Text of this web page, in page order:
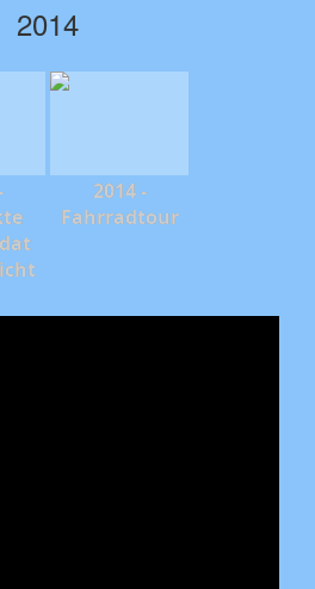
2014
2014 -
Fahrradtour